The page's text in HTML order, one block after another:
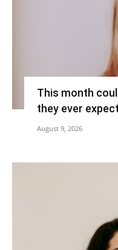
This month
they ever
August 9, 2026